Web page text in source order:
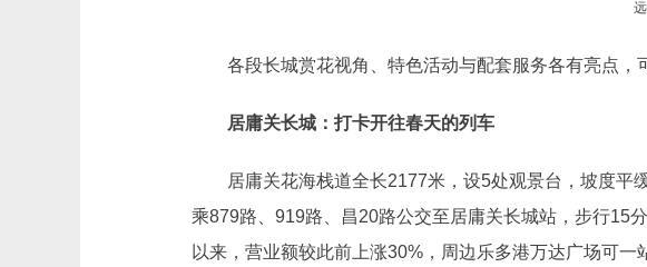
各段长城赏花视角、特色活动与配套服务各有亮点，
居庸关长城：打卡开往春天的列车
居庸关花海栈道全长2177米，设5处观景台，坡度平
乘879路、919路、昌20路公交至居庸关长城站，步行15
以来，营业额较此前上涨30%，周边乐多港万达广场可一